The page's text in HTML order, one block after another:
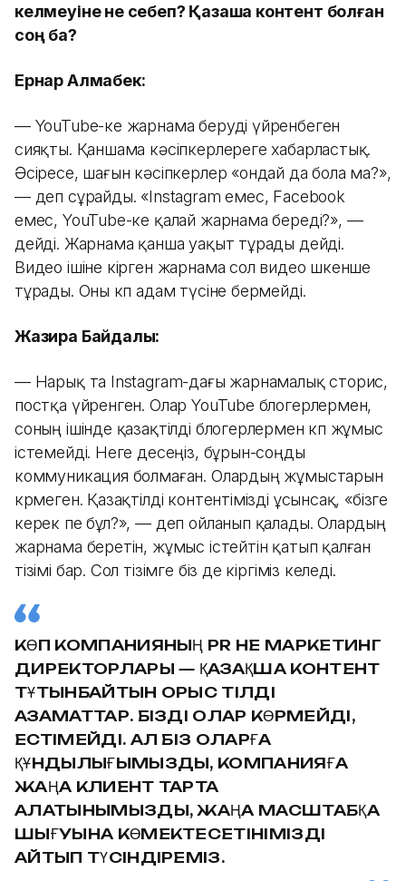
келмеуіне не себеп? Қазақша контент болған
соң ба?
Ернар Алмабек:
— YouTube-ке жарнама беруді үйренбеген
сияқты. Қаншама кәсіпкерлереге хабарластық.
Әсіресе, шағын кәсіпкерлер «ондай да бола ма?»,
— деп сұрайды. «Instagram емес, Facebook
емес, YouTube-ке қалай жарнама береді?», —
дейді. Жарнама қанша уақыт тұрады дейді.
Видео ішіне кірген жарнама сол видео өшкенше
тұрады. Оны көп адам түсіне бермейді.
Жазира Байдалы:
— Нарық та Instagram-дағы жарнамалық сторис,
постқа үйренген. Олар YouTube блогерлермен,
соның ішінде қазақтілді блогерлермен көп жұмыс
істемейді. Неге десеңіз, бұрын-соңды
коммуникация болмаған. Олардың жұмыстарын
көрмеген. Қазақтілді контентімізді ұсынсақ, «бізге
керек пе бұл?», — деп ойланып қалады. Олардың
жарнама беретін, жұмыс істейтін қатып қалған
тізімі бар. Сол тізімге біз де кіргіміз келеді.
КӨП КОМПАНИЯНЫҢ PR НЕ МАРКЕТИНГ
ДИРЕКТОРЛАРЫ — ҚАЗАҚША КОНТЕНТ
ТҰТЫНБАЙТЫН ОРЫС ТІЛДІ
АЗАМАТТАР. БІЗДІ ОЛАР КӨРМЕЙДІ,
ЕСТІМЕЙДІ. АЛ БІЗ ОЛАРҒА
ҚҰНДЫЛЫҒЫМЫЗДЫ, КОМПАНИЯҒА
ЖАҢА КЛИЕНТ ТАРТА
АЛАТЫНЫМЫЗДЫ, ЖАҢА МАСШТАБҚА
ШЫҒУЫНА КӨМЕКТЕСЕТІНІМІЗДІ
АЙТЫП ТҮСІНДІРЕМІЗ.